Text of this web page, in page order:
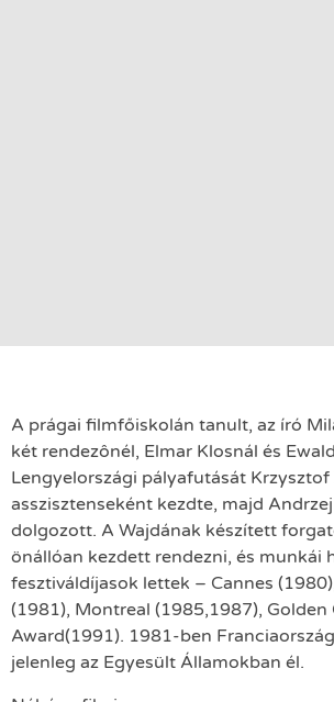
A prágai filmfőiskolán tanult, az író
két rendezônél, Elmar Klosnál és
Lengyelországi pályafutását Krzysztof
asszisztenseként kezdte, majd
dolgozott. A Wajdának készített
önállóan kezdett rendezni, és munkái
fesztiváldíjasok lettek – Cannes
(1981), Montreal (1985,1987), Golden
Award(1991). 1981-ben
jelenleg az Egyesült Államokban él.